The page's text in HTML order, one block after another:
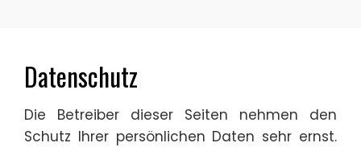
Datenschutz
Die Betreiber dieser Seiten nehmen den
Schutz Ihrer persönlichen Daten sehr ernst.